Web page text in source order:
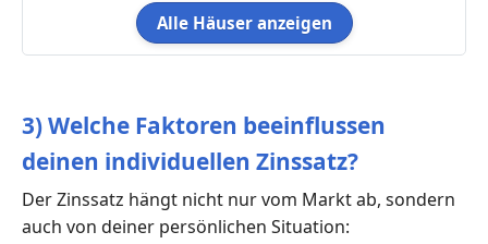
Alle Häuser anzeigen
3) Welche Faktoren beeinflussen
deinen individuellen Zinssatz?
Der Zinssatz hängt nicht nur vom Markt ab, sondern
auch von deiner persönlichen Situation: